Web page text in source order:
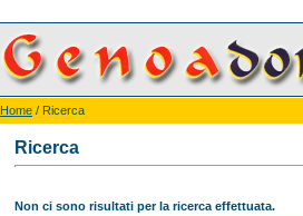
Home / Ricerca
Ricerca
Non ci sono risultati per la ricerca effettuata.